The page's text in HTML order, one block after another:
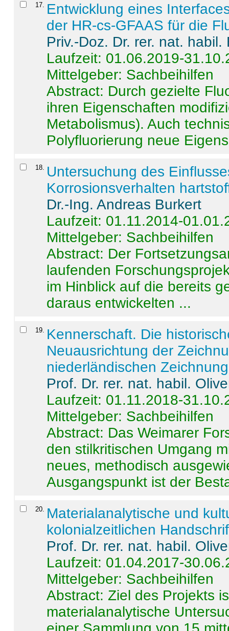
17
Entwicklung eines
der HR-cs-GFAAS für die
Priv.-Doz. Dr. rer. nat.
Laufzeit: 01.06.2019-
Mittelgeber: Sachbeihilfen
Abstract: Durch gezielte
ihren Eigenschaften
Metabolismus). Auch
Polyfluorierung neue
18
Untersuchung des
Korrosionsverhalten
Dr.-Ing. Andreas Burkert
Laufzeit: 01.11.2014-
Mittelgeber: Sachbeihilfen
Abstract: Der
laufenden
im Hinblick auf die bereits
daraus entwickelten ...
19
Kennerschaft. Die
Neuausrichtung der
niederländischen
Prof. Dr. rer. nat. habil.
Laufzeit: 01.11.2018-
Mittelgeber: Sachbeihilfen
Abstract: Das Weimarer
den stilkritischen Umgang
neues, methodisch
Ausgangspunkt ist der
20
Materialanalytische und
kolonialzeitlichen
Prof. Dr. rer. nat. habil.
Laufzeit: 01.04.2017-
Mittelgeber: Sachbeihilfen
Abstract:Ziel des Projekts
materialanalytische